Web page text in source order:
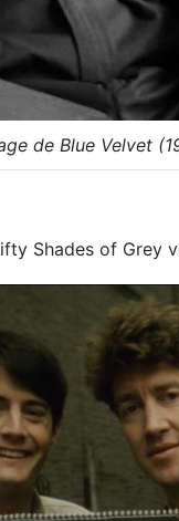
de Blue Velvet
Shades of Grey